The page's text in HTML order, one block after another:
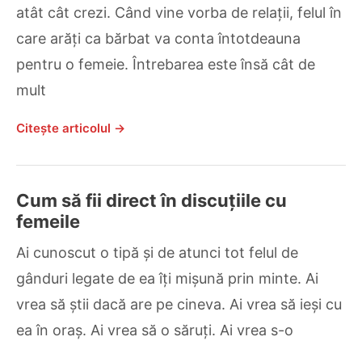
atât cât crezi. Când vine vorba de relații, felul în
care arăți ca bărbat va conta întotdeauna
pentru o femeie. Întrebarea este însă cât de
mult
Citește articolul →
Cum să fii direct în discuțiile cu
femeile
Ai cunoscut o tipă și de atunci tot felul de
gânduri legate de ea îți mișună prin minte. Ai
vrea să știi dacă are pe cineva. Ai vrea să ieși cu
ea în oraș. Ai vrea să o săruți. Ai vrea s-o